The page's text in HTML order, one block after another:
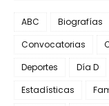
ABC Biografías
Convocatorias
Deportes
Día D
Estadísticas